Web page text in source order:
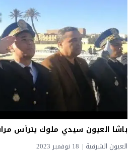
باشا العيون سيدي ملوك يترأس
العيون الشرقية 18 نوفمبر 2023